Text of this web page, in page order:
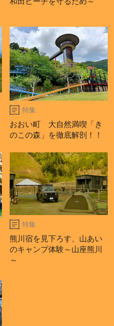
特集
おおい町 大自然満喫「き
のこの森」を徹底解剖！！
特集
熊川宿を見下ろす、山あい
のキャンプ体験～山座熊川
～